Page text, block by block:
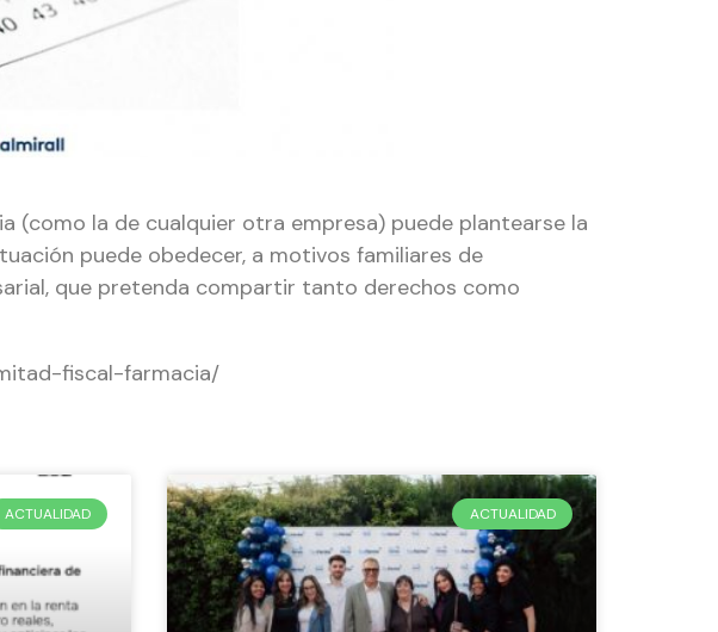
(como la de cualquier otra empresa) puede plantearse la
puede obedecer, a motivos familiares de
que pretenda compartir tanto derechos como
fiscal-farmacia/
ACTUALIDAD ACTUALIDAD